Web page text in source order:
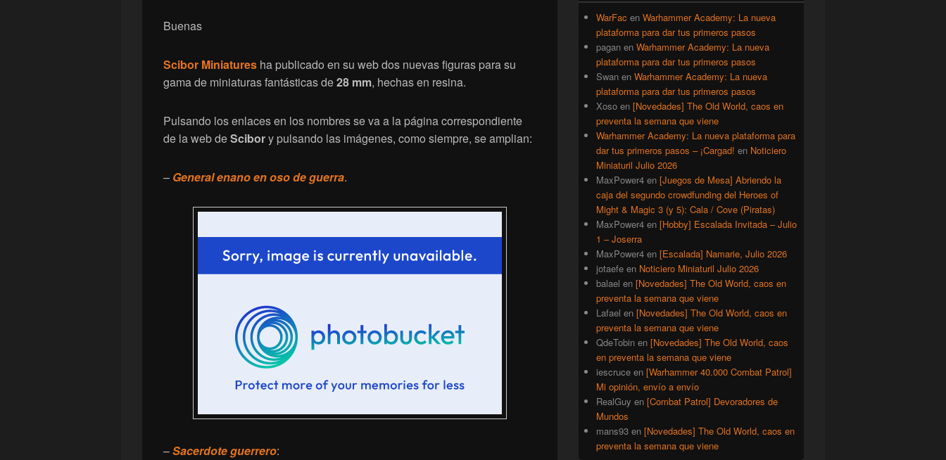
Buenas
Scibor Miniatures ha publicado en su web dos nuevas figuras para su
gama de miniaturas fantásticas de28 mm, hechas en resina.
Pulsando los enlaces en los nombres se va a la página correspondiente
de la web deScibory pulsando las imágenes, como siempre, se amplian:
– General enano en oso de guerra.
–Sacerdote guerrero:
WarFac en Warhammer Academy: La nueva
plataforma para dar tus primeros pasos
pagan en Warhammer Academy: La nueva
plataforma para dar tus primeros pasos
Swan en Warhammer Academy: La nueva
plataforma para dar tus primeros pasos
Xoso en [Novedades] The Old World, caos en
preventa la semana que viene
Warhammer Academy: La nueva plataforma para
dar tus primeros pasos – ¡Cargad! en Noticiero
Miniaturil Julio 2026
MaxPower4 en [Juegos de Mesa] Abriendo la
caja del segundo crowdfunding del Heroes of
Might & Magic 3 (y 5): Cala / Cove (Piratas)
MaxPower4 en [Hobby] Escalada Invitada – Julio
1 – Joserra
MaxPower4 en [Escalada] Namarie, Julio 2026
jotaefe en Noticiero Miniaturil Julio 2026
balael en [Novedades] The Old World, caos en
preventa la semana que viene
Lafael en [Novedades] The Old World, caos en
preventa la semana que viene
QdeTobin en [Novedades] The Old World, caos
en preventa la semana que viene
iescruce en [Warhammer 40.000 Combat Patrol]
Mi opinión, envío a envío
RealGuy en [Combat Patrol] Devoradores de
Mundos
mans93 en [Novedades] The Old World, caos en
preventa la semana que viene